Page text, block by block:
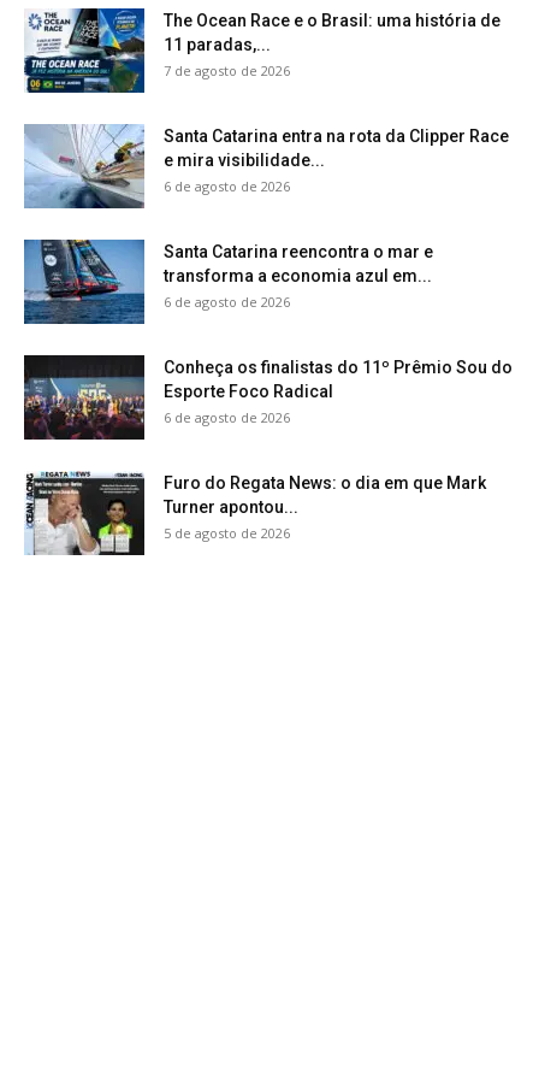
The Ocean Race e o Brasil: uma história de
11 paradas,...
7 de agosto de 2026
Santa Catarina entra na rota da Clipper Race
e mira visibilidade...
6 de agosto de 2026
Santa Catarina reencontra o mar e
transforma a economia azul em...
6 de agosto de 2026
Conheça os finalistas do 11º Prêmio Sou do
Esporte Foco Radical
6 de agosto de 2026
Furo do Regata News: o dia em que Mark
Turner apontou...
5 de agosto de 2026